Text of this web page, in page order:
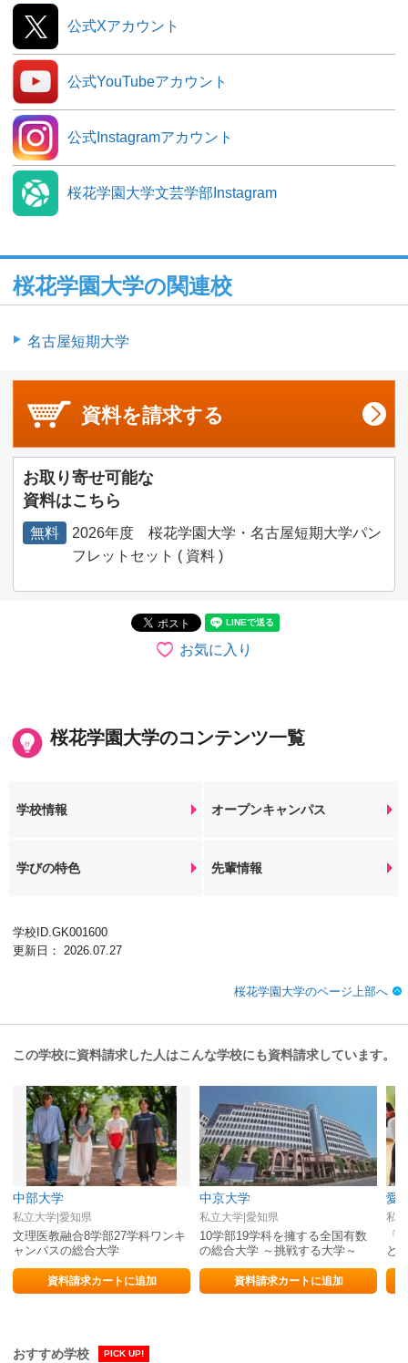
公式Xアカウント
公式YouTubeアカウント
公式Instagramアカウント
桜花学園大学文芸学部Instagram
桜花学園大学の関連校
名古屋短期大学
資料を請求する
お取り寄せ可能な
資料はこちら
無料
2026年度 桜花学園大学・名古屋短期大学パン
フレットセット ( 資料 )
お気に入り
桜花学園大学のコンテンツ一覧
学校情報 オープンキャンパス
学びの特色 先輩情報
学校ID.GK001600
更新日： 2026.07.27
桜花学園大学のページ上部へ
この学校に資料請求した人はこんな学校にも資料請求しています。
中部大学
私立大学|愛知県
文理医教融合8学部27学科ワンキ
ャンパスの総合大学
資料請求カートに追加
中京大学
私立大学|愛知県
10学部19学科を擁する全国有数
の総合大学 ～挑戦する大学～
資料請求カートに追加
愛
私
「
と
おすすめ学校 PICK UP!